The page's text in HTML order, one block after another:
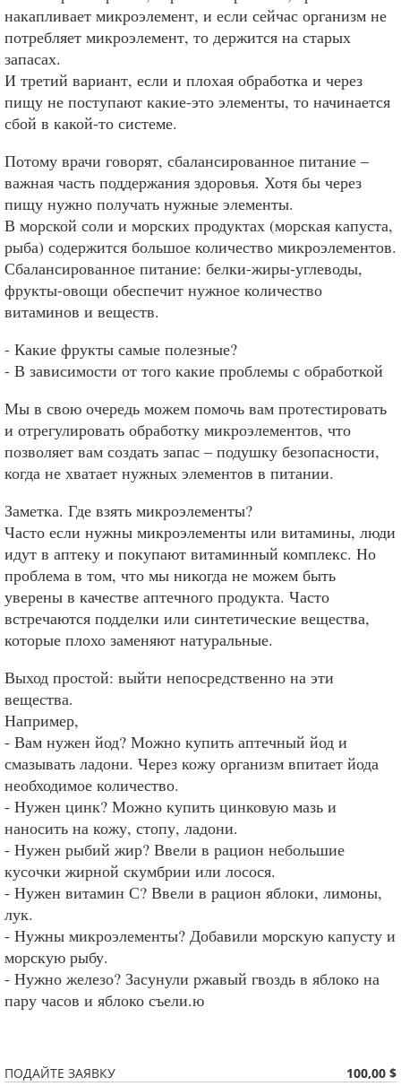
накапливает микроэлемент, и если сейчас организм не
потребляет микроэлемент, то держится на старых
запасах.
И третий вариант, если и плохая обработка и через
пищу не поступают какие-это элементы, то начинается
сбой в какой-то системе.
Потому врачи говорят, сбалансированное питание –
важная часть поддержания здоровья. Хотя бы через
пищу нужно получать нужные элементы.
В морской соли и морских продуктах (морская капуста,
рыба) содержится большое количество микроэлементов.
Сбалансированное питание: белки-жиры-углеводы,
фрукты-овощи обеспечит нужное количество
витаминов и веществ.
- Какие фрукты самые полезные?
- В зависимости от того какие проблемы с обработкой
Мы в свою очередь можем помочь вам протестировать
и отрегулировать обработку микроэлементов, что
позволяет вам создать запас – подушку безопасности,
когда не хватает нужных элементов в питании.
Заметка. Где взять микроэлементы?
Часто если нужны микроэлементы или витамины, люди
идут в аптеку и покупают витаминный комплекс. Но
проблема в том, что мы никогда не можем быть
уверены в качестве аптечного продукта. Часто
встречаются подделки или синтетические вещества,
которые плохо заменяют натуральные.
Выход простой: выйти непосредственно на эти
вещества.
Например,
- Вам нужен йод? Можно купить аптечный йод и
смазывать ладони. Через кожу организм впитает йода
необходимое количество.
- Нужен цинк? Можно купить цинковую мазь и
наносить на кожу, стопу, ладони.
- Нужен рыбий жир? Ввели в рацион небольшие
кусочки жирной скумбрии или лосося.
- Нужен витамин С? Ввели в рацион яблоки, лимоны,
лук.
- Нужны микроэлементы? Добавили морскую капусту и
морскую рыбу.
- Нужно железо? Засунули ржавый гвоздь в яблоко на
пару часов и яблоко съели.ю
ПОДАЙТЕ ЗАЯВКУ 100,00 $